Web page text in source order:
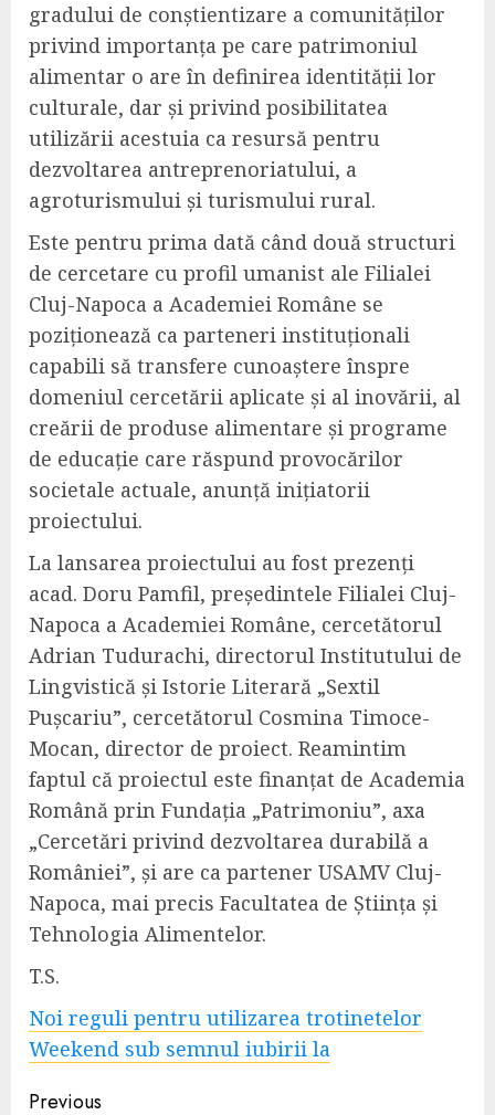
gradului de conștientizare a comunităților
privind importanța pe care patrimoniul
alimentar o are în definirea identității lor
culturale, dar și privind posibilitatea
utilizării acestuia ca resursă pentru
dezvoltarea antreprenoriatului, a
agroturismului și turismului rural.
Este pentru prima dată când două structuri
de cercetare cu profil umanist ale Filialei
Cluj-Napoca a Academiei Române se
poziționează ca parteneri instituționali
capabili să transfere cunoaștere înspre
domeniul cercetării aplicate și al inovării, al
creării de produse alimentare și programe
de educație care răspund provocărilor
societale actuale, anunță inițiatorii
proiectului.
La lansarea proiectului au fost prezenți
acad. Doru Pamfil, președintele Filialei Cluj-
Napoca a Academiei Române, cercetătorul
Adrian Tudurachi, directorul Institutului de
Lingvistică și Istorie Literară „Sextil
Pușcariu”, cercetătorul Cosmina Timoce-
Mocan, director de proiect. Reamintim
faptul că proiectul este finanțat de Academia
Română prin Fundația „Patrimoniu”, axa
„Cercetări privind dezvoltarea durabilă a
României”, și are ca partener USAMV Cluj-
Napoca, mai precis Facultatea de Știința și
Tehnologia Alimentelor.
T.S.
Noi reguli pentru utilizarea trotinetelor
Weekend sub semnul iubirii la
Continue
Previous